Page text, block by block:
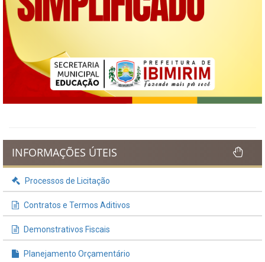
INFORMAÇÕES ÚTEIS
Processos de Licitação
Contratos e Termos Aditivos
Demonstrativos Fiscais
Planejamento Orçamentário